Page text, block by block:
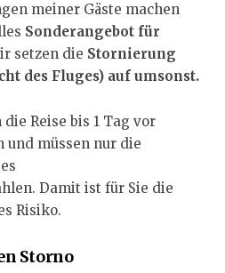
meiner Gäste machen
Sonderangebot für
setzen die Stornierung
des Fluges) auf umsonst.
Reise bis 1 Tag vor
und müssen nur die
Damit ist für Sie die
Risiko.
Storno